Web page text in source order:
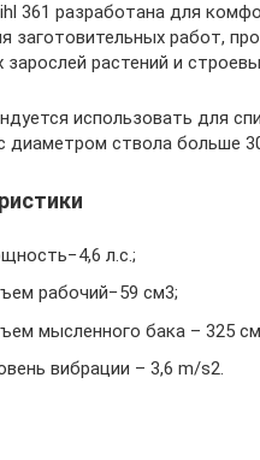
361 разработана для
заготовительных работ,
зарослей растений и
использовать для
диаметром ствола больше
л.с.;
рабочий−59 см3;
мысленного бака – 325
вибрации – 3,6 m/s2.